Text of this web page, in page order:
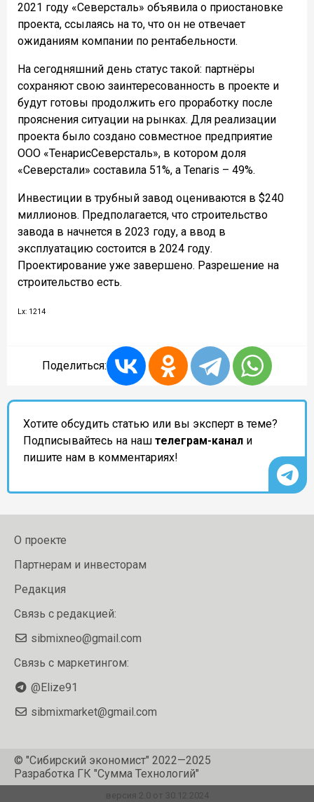
2021 году «Северсталь» объявила о приостановке
проекта, ссылаясь на то, что он не отвечает
ожиданиям компании по рентабельности.
На сегодняшний день статус такой: партнёры
сохраняют свою заинтересованность в проекте и
будут готовы продолжить его проработку после
прояснения ситуации на рынках. Для реализации
проекта было создано совместное предприятие
ООО «ТенарисСеверсталь», в котором доля
«Северстали» составила 51%, а Tenaris – 49%.
Инвестиции в трубный завод оцениваются в $240
миллионов. Предполагается, что строительство
завода в начнется в 2023 году, а ввод в
эксплуатацию состоится в 2024 году.
Проектирование уже завершено. Разрешение на
строительство есть.
Lx: 1214
Поделиться:
Хотите обсудить статью или вы эксперт в теме?
Подписывайтесь на наш телеграм-канал и
пишите нам в комментариях!
О проекте
Партнерам и инвесторам
Редакция
Связь с редакцией:
sibmixneo@gmail.com
Связь с маркетингом:
@Elize91
sibmixmarket@gmail.com
© "Сибирский экономист" 2022—2025
Разработка ГК "Сумма Технологий"
версия 2.0 от 30.12.2024